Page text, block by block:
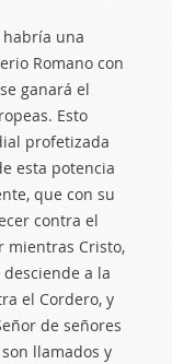
una
Romano con
ganará el
Esto
profetizada
esta potencia
que con su
contra el
mientras Cristo,
a la
el Cordero, y
de señores
llamados y